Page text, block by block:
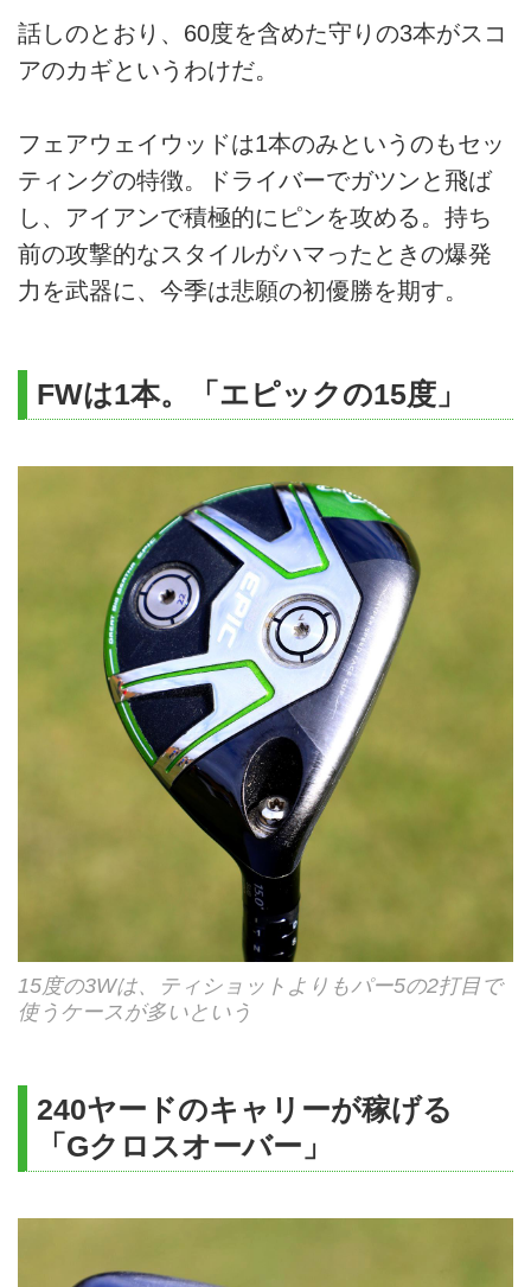
話しのとおり、60度を含めた守りの3本がスコ
アのカギというわけだ。
フェアウェイウッドは1本のみというのもセッ
ティングの特徴。ドライバーでガツンと飛ば
し、アイアンで積極的にピンを攻める。持ち
前の攻撃的なスタイルがハマったときの爆発
力を武器に、今季は悲願の初優勝を期す。
FWは1本。「エピックの15度」
15度の3Wは、ティショットよりもパー5の2打目で
使うケースが多いという
240ヤードのキャリーが稼げる
「Gクロスオーバー」